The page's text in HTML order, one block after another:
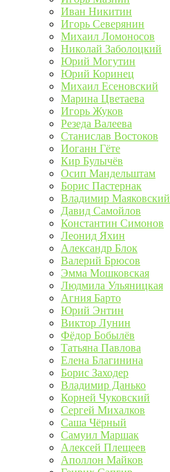
Иван Никитин
Игорь Северянин
Михаил Ломоносов
Николай Заболоцкий
Юрий Могутин
Юрий Коринец
Михаил Есеновский
Марина Цветаева
Игорь Жуков
Резеда Валеева
Станислав Востоков
Иоганн Гёте
Кир Булычёв
Осип Мандельштам
Борис Пастернак
Владимир Маяковский
Давид Самойлов
Константин Симонов
Леонид Яхин
Александр Блок
Валерий Брюсов
Эмма Мошковская
Людмила Ульяницкая
Агния Барто
Юрий Энтин
Виктор Лунин
Фёдор Бобылёв
Татьяна Павлова
Елена Благинина
Борис Заходер
Владимир Данько
Корней Чуковский
Сергей Михалков
Саша Чёрный
Самуил Маршак
Алексей Плещеев
Аполлон Майков